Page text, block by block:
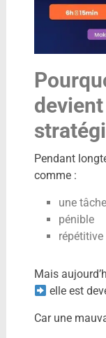
Pendant
comme :
une
pénible
répétitive
Mais
elle est
Car une